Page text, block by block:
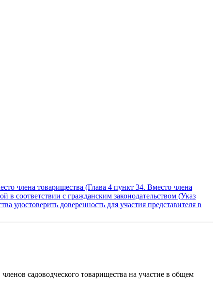
члена товарищества (Глава 4 пункт 34. Вместо члена
в соответствии с гражданским законодательством (Указ
удостоверить доверенность для участия представителя в
садоводческого товарищества на участие в общем